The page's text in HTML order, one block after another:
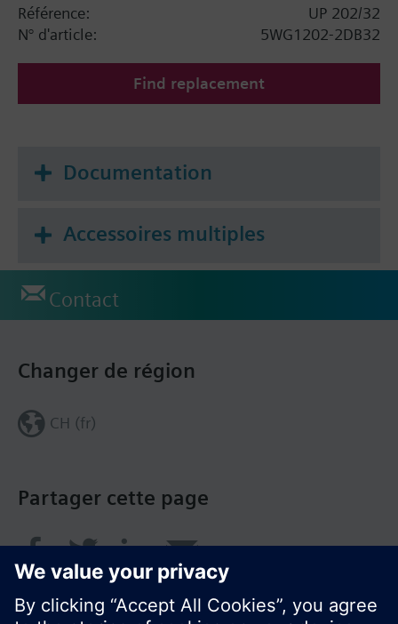
Référence:
UP 202/32
N° d'article:
5WG1202-2DB32
Find replacement
Documentation
Accessoires multiples
Contact
Partager cette page
Changer de région
CH (fr)